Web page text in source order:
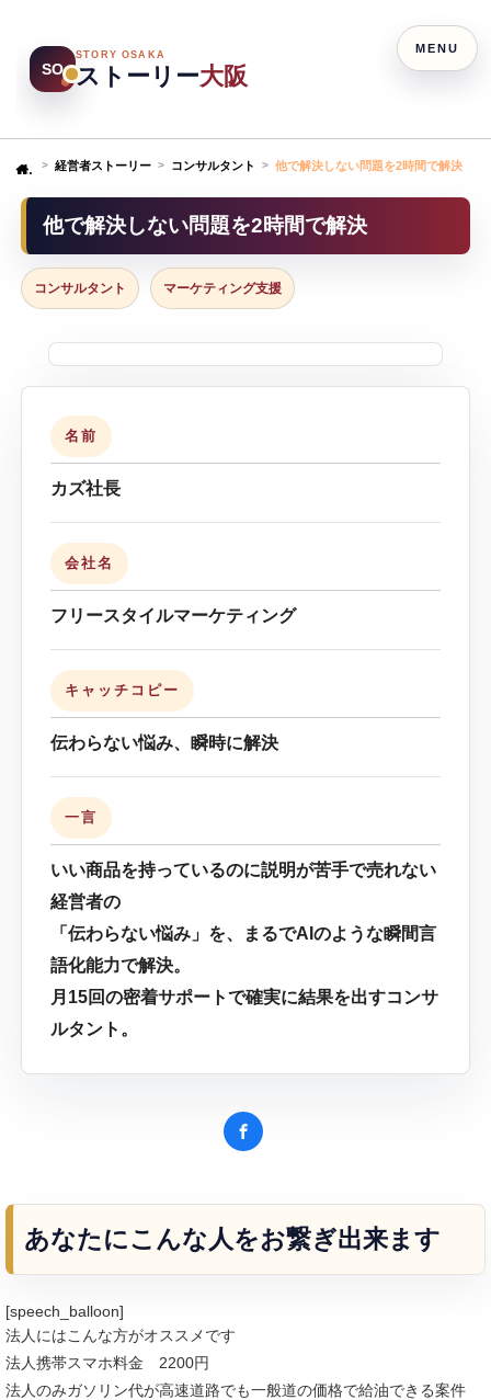
SO
STORY OSAKA
ストーリー大阪
Home 経営者ストーリー コンサルタント 他で解決しない問題を2時間で解決
他で解決しない問題を2時間で解決
コンサルタント マーケティング支援
名前
カズ社長
会社名
フリースタイルマーケティング
キャッチコピー
伝わらない悩み、瞬時に解決
一言
いい商品を持っているのに説明が苦手で売れない
経営者の
「伝わらない悩み」を、まるでAIのような瞬間言
語化能力で解決。
月15回の密着サポートで確実に結果を出すコンサ
ルタント。
あなたにこんな人をお繋ぎ出来ます
[speech_balloon]
法人にはこんな方がオススメです
法人携帯スマホ料金 2200円
法人のみガソリン代が高速道路でも一般道の価格で給油できる案件
MENU